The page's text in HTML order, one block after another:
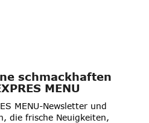
schmackhaften
MENU
MENU-Newsletter und
die frische Neuigkeiten,